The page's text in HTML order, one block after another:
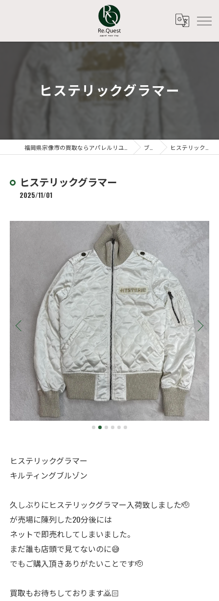
ヒステリックグラマー
ブログ ヒステリックグラマー
ヒステリックグラマー
2025/11/01
ヒステリックグラマー
キルティングブルゾン
久しぶりにヒステリックグラマー入荷致しました🫡
が売場に陳列した20分後には
ネットで即売れしてしまいました。
まだ誰も店頭で見てないのに😅
でもご購入頂きありがたいことです🫡
買取もお待ちしております🙇🏻